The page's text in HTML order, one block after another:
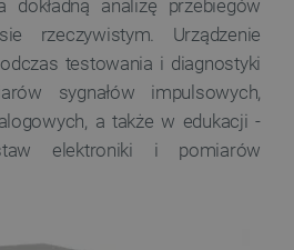
dokładną analizę przebiegów
rzeczywistym. Urządzenie
testowania i diagnostyki
sygnałów impulsowych,
a także w edukacji -
elektroniki i pomiarów